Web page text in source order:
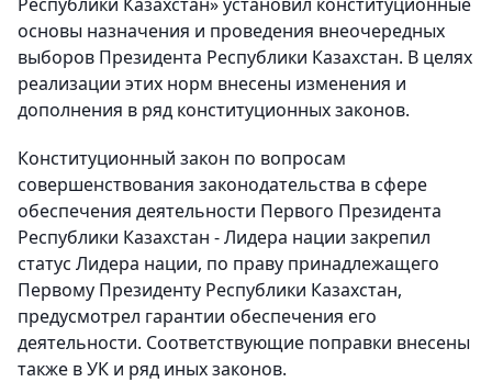
основы назначения и проведения внеочередных
выборов Президента Республики Казахстан. В целях
реализации этих норм внесены изменения и
дополнения в ряд конституционных законов.
Конституционный закон по вопросам
совершенствования законодательства в сфере
обеспечения деятельности Первого Президента
Республики Казахстан - Лидера нации закрепил
статус Лидера нации, по праву принадлежащего
Первому Президенту Республики Казахстан,
предусмотрел гарантии обеспечения его
деятельности. Соответствующие поправки внесены
также в УК и ряд иных законов.